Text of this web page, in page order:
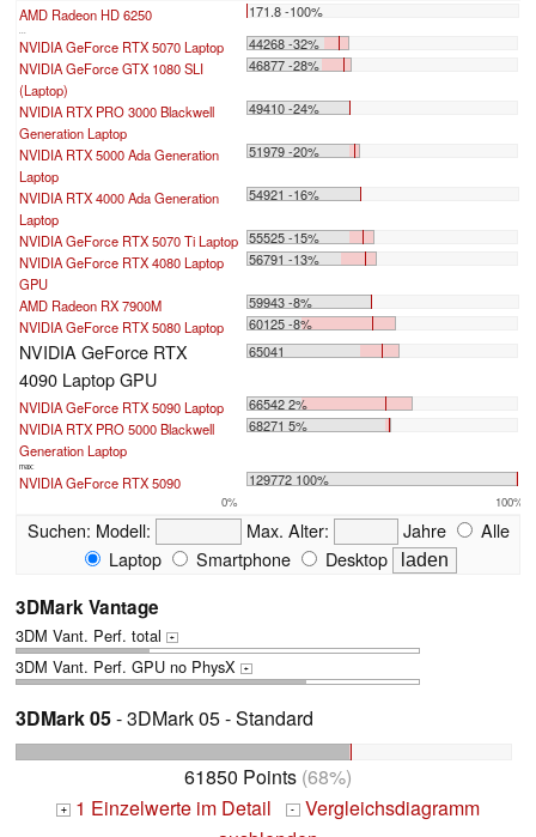
AMD Radeon HD 6250 171.8 -100%
...
NVIDIA GeForce RTX 5070 Laptop
44268 -32%
NVIDIA GeForce GTX 1080 SLI
(Laptop)
46877 -28%
NVIDIA RTX PRO 3000 Blackwell
Generation Laptop
49410 -24%
NVIDIA RTX 5000 Ada Generation
Laptop
51979 -20%
NVIDIA RTX 4000 Ada Generation
Laptop
54921 -16%
NVIDIA GeForce RTX 5070 Ti Laptop 55525 -15%
NVIDIA GeForce RTX 4080 Laptop
GPU
56791 -13%
AMD Radeon RX 7900M
59943 -8%
NVIDIA GeForce RTX 5080 Laptop
60125 -8%
NVIDIA GeForce RTX
4090 Laptop GPU
65041
NVIDIA GeForce RTX 5090 Laptop
66542 2%
NVIDIA RTX PRO 5000 Blackwell
Generation Laptop
68271 5%
max:
NVIDIA GeForce RTX 5090 129772 100%
0% 100%
Suchen: Modell: Max. Alter: Jahre
Alle
Laptop
Smartphone Desktop
3DMark Vantage
3DM Vant. Perf. total +
3DM Vant. Perf. GPU no PhysX +
3DMark 05- 3DMark 05 - Standard
61850 Points (68%)
+ 1 Einzelwerte im Detail - Vergleichsdiagramm